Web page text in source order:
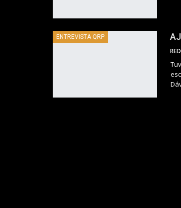
ENTREVISTA QRP